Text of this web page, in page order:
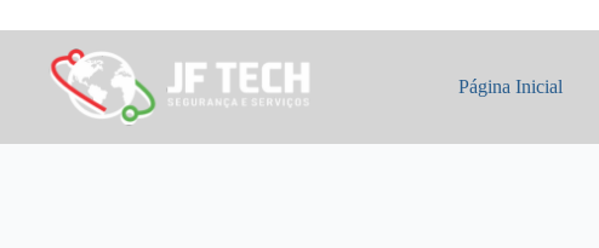
para
conteúdo
Página Inicial